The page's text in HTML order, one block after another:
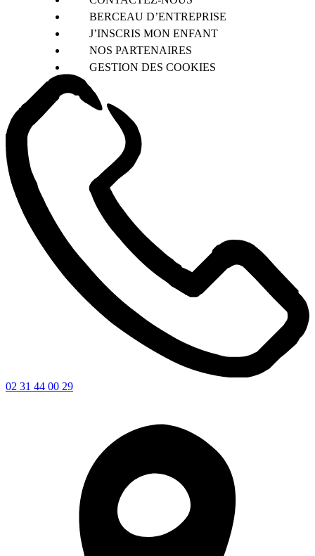
BERCEAU D’ENTREPRISE
J’INSCRIS MON ENFANT
NOS PARTENAIRES
GESTION DES COOKIES
02 31 44 00 29